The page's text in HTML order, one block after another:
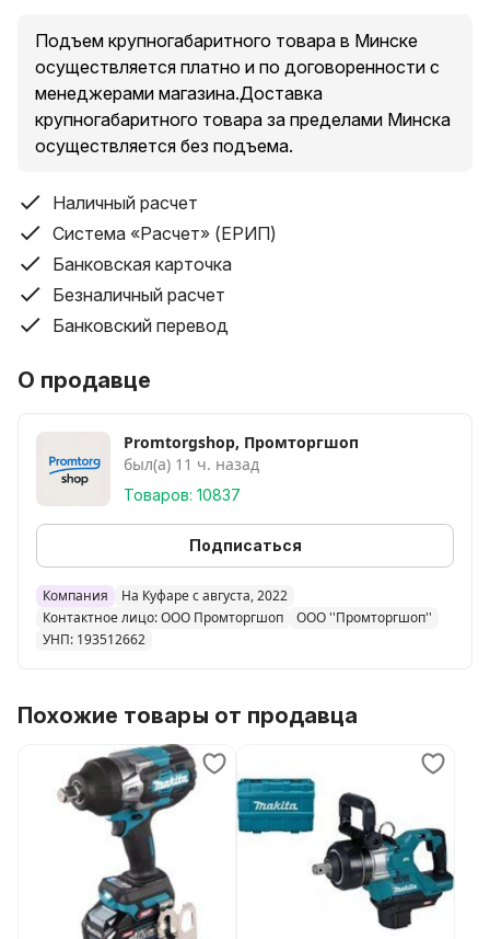
Подъем крупногабаритного товара в Минске
осуществляется платно и по договоренности с
менеджерами магазина.Доставка
крупногабаритного товара за пределами Минска
осуществляется без подъема.
Наличный расчет
Система «Расчет» (ЕРИП)
Банковская карточка
Безналичный расчет
Банковский перевод
О продавце
Promtorgshop, Промторгшоп
был(а) 11 ч. назад
Товаров: 10837
Подписаться
Компания
На Куфаре с августа, 2022
Контактное лицо: ООО Промторгшоп
ООО ''Промторгшоп''
УНП: 193512662
Похожие товары от продавца